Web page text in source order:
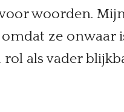
woorden.
ze onwaar
als vader